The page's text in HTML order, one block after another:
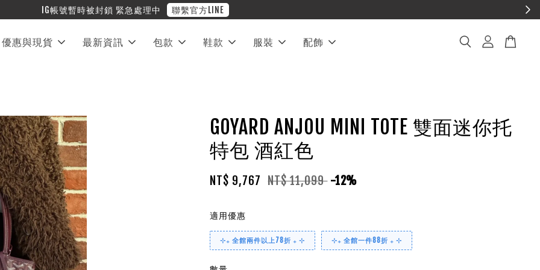
❤︎ 全館滿兩萬享免運
優惠與現貨 最新資訊 包款 鞋款 服裝 配飾
GOYARD ANJOU MINI TOTE 雙面迷你托
特包 酒紅色
NT$ 9,767 NT$ 11,099 -12%
適用優惠
⊹₊ 全館兩件以上78折 ₊ ⊹ ⊹₊ 全館一件88折 ₊ ⊹